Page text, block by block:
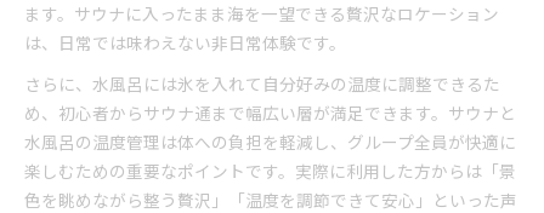
ます。サウナに入ったまま海を一望できる贅沢なロケーション
は、日常では味わえない非日常体験です。
さらに、水風呂には氷を入れて自分好みの温度に調整できるた
め、初心者からサウナ通まで幅広い層が満足できます。サウナと
水風呂の温度管理は体への負担を軽減し、グループ全員が快適に
楽しむための重要なポイントです。実際に利用した方からは「景
色を眺めながら整う贅沢」「温度を調節できて安心」といった声